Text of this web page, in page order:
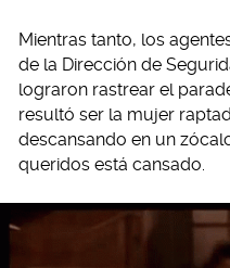
Mientras tanto, los
de la Dirección de
lograron rastrear el
resultó ser la mujer
descansando en un
queridos está cansado.